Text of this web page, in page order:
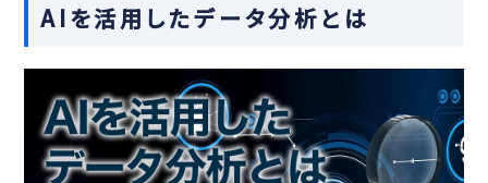
AIを活用したデータ分析とは